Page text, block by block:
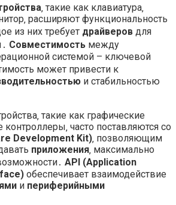
‚ такие как клавиатура‚
расширяют функциональность
из них требует драйверов для
Совместимость между
системой – ключевой
может привести к
и стабильностью
такие как графические
часто поставляются со
Development Kit)‚ позволяющим
приложения‚ максимально
API (Application
обеспечивает взаимодействие
и периферийными